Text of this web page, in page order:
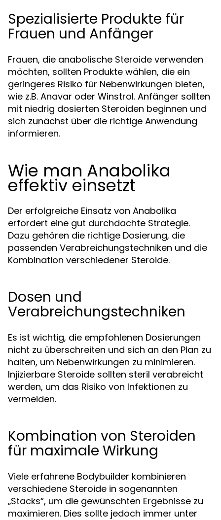
Spezialisierte Produkte für
Frauen und Anfänger
Frauen, die anabolische Steroide verwenden
möchten, sollten Produkte wählen, die ein
geringeres Risiko für Nebenwirkungen bieten,
wie z.B. Anavar oder Winstrol. Anfänger sollten
mit niedrig dosierten Steroiden beginnen und
sich zunächst über die richtige Anwendung
informieren.
Wie man Anabolika
effektiv einsetzt
Der erfolgreiche Einsatz von Anabolika
erfordert eine gut durchdachte Strategie.
Dazu gehören die richtige Dosierung, die
passenden Verabreichungstechniken und die
Kombination verschiedener Steroide.
Dosen und
Verabreichungstechniken
Es ist wichtig, die empfohlenen Dosierungen
nicht zu überschreiten und sich an den Plan zu
halten, um Nebenwirkungen zu minimieren.
Injizierbare Steroide sollten steril verabreicht
werden, um das Risiko von Infektionen zu
vermeiden.
Kombination von Steroiden
für maximale Wirkung
Viele erfahrene Bodybuilder kombinieren
verschiedene Steroide in sogenannten
„Stacks“, um die gewünschten Ergebnisse zu
maximieren. Dies sollte jedoch immer unter